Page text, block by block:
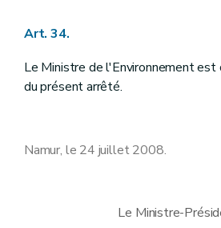
Art. 34.
Le Ministre de l'Environnement est
du présent arrêté.
Namur, le 24 juillet 2008.
Le Ministre-